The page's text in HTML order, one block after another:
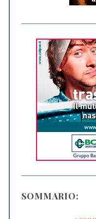
SOMMARIO: